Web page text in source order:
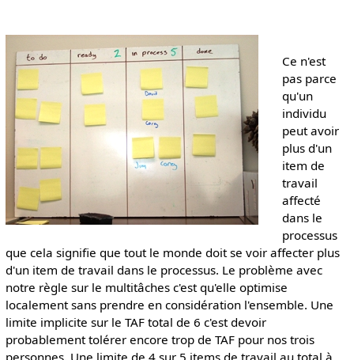
Ce n'est
pas parce
qu'un
individu
peut avoir
plus d'un
item de
travail
affecté
dans le
processus
que cela signifie que tout le monde doit se voir affecter plus
d'un item de travail dans le processus. Le problème avec
notre règle sur le multitâches c'est qu'elle optimise
localement sans prendre en considération l'ensemble. Une
limite implicite sur le TAF total de 6 c'est devoir
probablement tolérer encore trop de TAF pour nos trois
personnes. Une limite de 4 sur 5 items de travail au total à